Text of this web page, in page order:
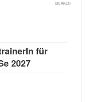
MERKEN
für
2027Kursdetail: